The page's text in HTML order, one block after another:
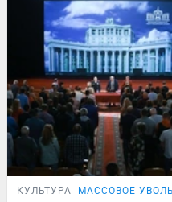
КУЛЬТУРА МАССОВОЕ